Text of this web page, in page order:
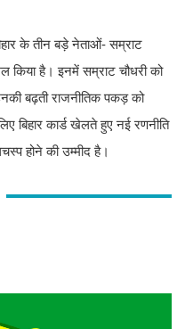
के तीन बड़े नेताओं- सम्राट
किया है। इनमें सम्राट चौधरी को
बढ़ती राजनीतिक पकड़ को
बिहार कार्ड खेलते हुए नई रणनीति
होने की उम्मीद है।